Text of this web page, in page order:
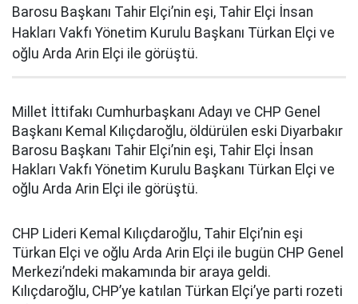
Barosu Başkanı Tahir Elçi’nin eşi, Tahir Elçi İnsan
Hakları Vakfı Yönetim Kurulu Başkanı Türkan Elçi ve
oğlu Arda Arin Elçi ile görüştü.
Millet İttifakı Cumhurbaşkanı Adayı ve CHP Genel
Başkanı Kemal Kılıçdaroğlu, öldürülen eski Diyarbakır
Barosu Başkanı Tahir Elçi’nin eşi, Tahir Elçi İnsan
Hakları Vakfı Yönetim Kurulu Başkanı Türkan Elçi ve
oğlu Arda Arin Elçi ile görüştü.
CHP Lideri Kemal Kılıçdaroğlu, Tahir Elçi’nin eşi
Türkan Elçi ve oğlu Arda Arin Elçi ile bugün CHP Genel
Merkezi’ndeki makamında bir araya geldi.
Kılıçdaroğlu, CHP’ye katılan Türkan Elçi’ye parti rozeti